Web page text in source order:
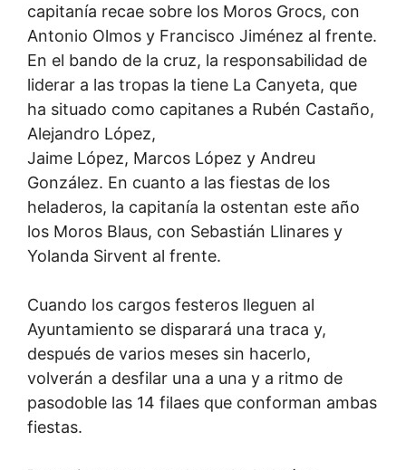
capitanía recae sobre los Moros Grocs, con
Antonio Olmos y Francisco Jiménez al frente.
En el bando de la cruz, la responsabilidad de
liderar a las tropas la tiene La Canyeta, que
ha situado como capitanes a Rubén Castaño,
Alejandro López,
Jaime López, Marcos López y Andreu
González. En cuanto a las fiestas de los
heladeros, la capitanía la ostentan este año
los Moros Blaus, con Sebastián Llinares y
Yolanda Sirvent al frente.
Cuando los cargos festeros lleguen al
Ayuntamiento se disparará una traca y,
después de varios meses sin hacerlo,
volverán a desfilar una a una y a ritmo de
pasodoble las 14 filaes que conforman ambas
fiestas.